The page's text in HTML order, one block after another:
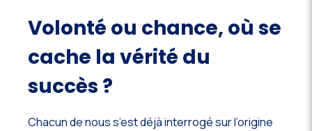
Volonté ou chance, où se
cache la vérité du
succès ?
Chacun de nous s’est déjà interrogé sur l’origine